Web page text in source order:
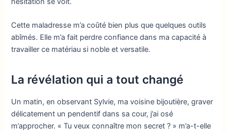
Cette maladresse m’a coûté bien plus que quelques outils
abîmés. Elle m’a fait perdre confiance dans ma capacité à
travailler ce matériau si noble et versatile.
La révélation qui a tout changé
Un matin, en observant Sylvie, ma voisine bijoutière, graver
délicatement un pendentif dans sa cour, j’ai osé
m’approcher. « Tu veux connaître mon secret ? » m’a-t-elle